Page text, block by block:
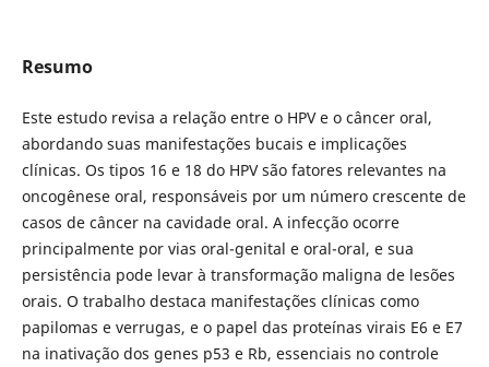
Resumo
Este estudo revisa a relação entre o HPV e o câncer oral,
abordando suas manifestações bucais e implicações
clínicas. Os tipos 16 e 18 do HPV são fatores relevantes na
oncogênese oral, responsáveis por um número crescente de
casos de câncer na cavidade oral. A infecção ocorre
principalmente por vias oral-genital e oral-oral, e sua
persistência pode levar à transformação maligna de lesões
orais. O trabalho destaca manifestações clínicas como
papilomas e verrugas, e o papel das proteínas virais E6 e E7
na inativação dos genes p53 e Rb, essenciais no controle